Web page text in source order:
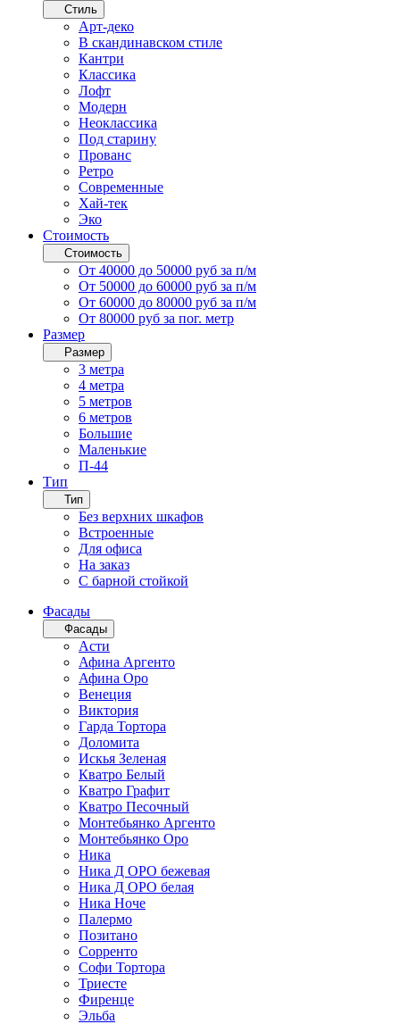
Стиль
Арт-деко
В скандинавском стиле
Кантри
Классика
Лофт
Модерн
Неоклассика
Под старину
Прованс
Ретро
Современные
Хай-тек
Эко
Стоимость
Стоимость
От 40000 до 50000 руб за п/м
От 50000 до 60000 руб за п/м
От 60000 до 80000 руб за п/м
От 80000 руб за пог. метр
Размер
Размер
3 метра
4 метра
5 метров
6 метров
Большие
Маленькие
П-44
Тип
Тип
Без верхних шкафов
Встроенные
Для офиса
На заказ
С барной стойкой
Фасады
Фасады
Асти
Афина Аргенто
Афина Оро
Венеция
Виктория
Гарда Тортора
Доломита
Искья Зеленая
Кватро Белый
Кватро Графит
Кватро Песочный
Монтебьянко Аргенто
Монтебьянко Оро
Ника
Ника Д ОРО бежевая
Ника Д ОРО белая
Ника Ноче
Палермо
Позитано
Сорренто
Софи Тортора
Триесте
Фиренце
Эльба